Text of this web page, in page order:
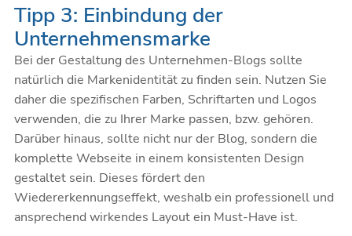
Tipp 3: Einbindung der
Unternehmensmarke
Bei der Gestaltung des Unternehmen-Blogs sollte
natürlich die Markenidentität zu finden sein. Nutzen Sie
daher die spezifischen Farben, Schriftarten und Logos
verwenden, die zu Ihrer Marke passen, bzw. gehören.
Darüber hinaus, sollte nicht nur der Blog, sondern die
komplette Webseite in einem konsistenten Design
gestaltet sein. Dieses fördert den
Wiedererkennungseffekt, weshalb ein professionell und
ansprechend wirkendes Layout ein Must-Have ist.